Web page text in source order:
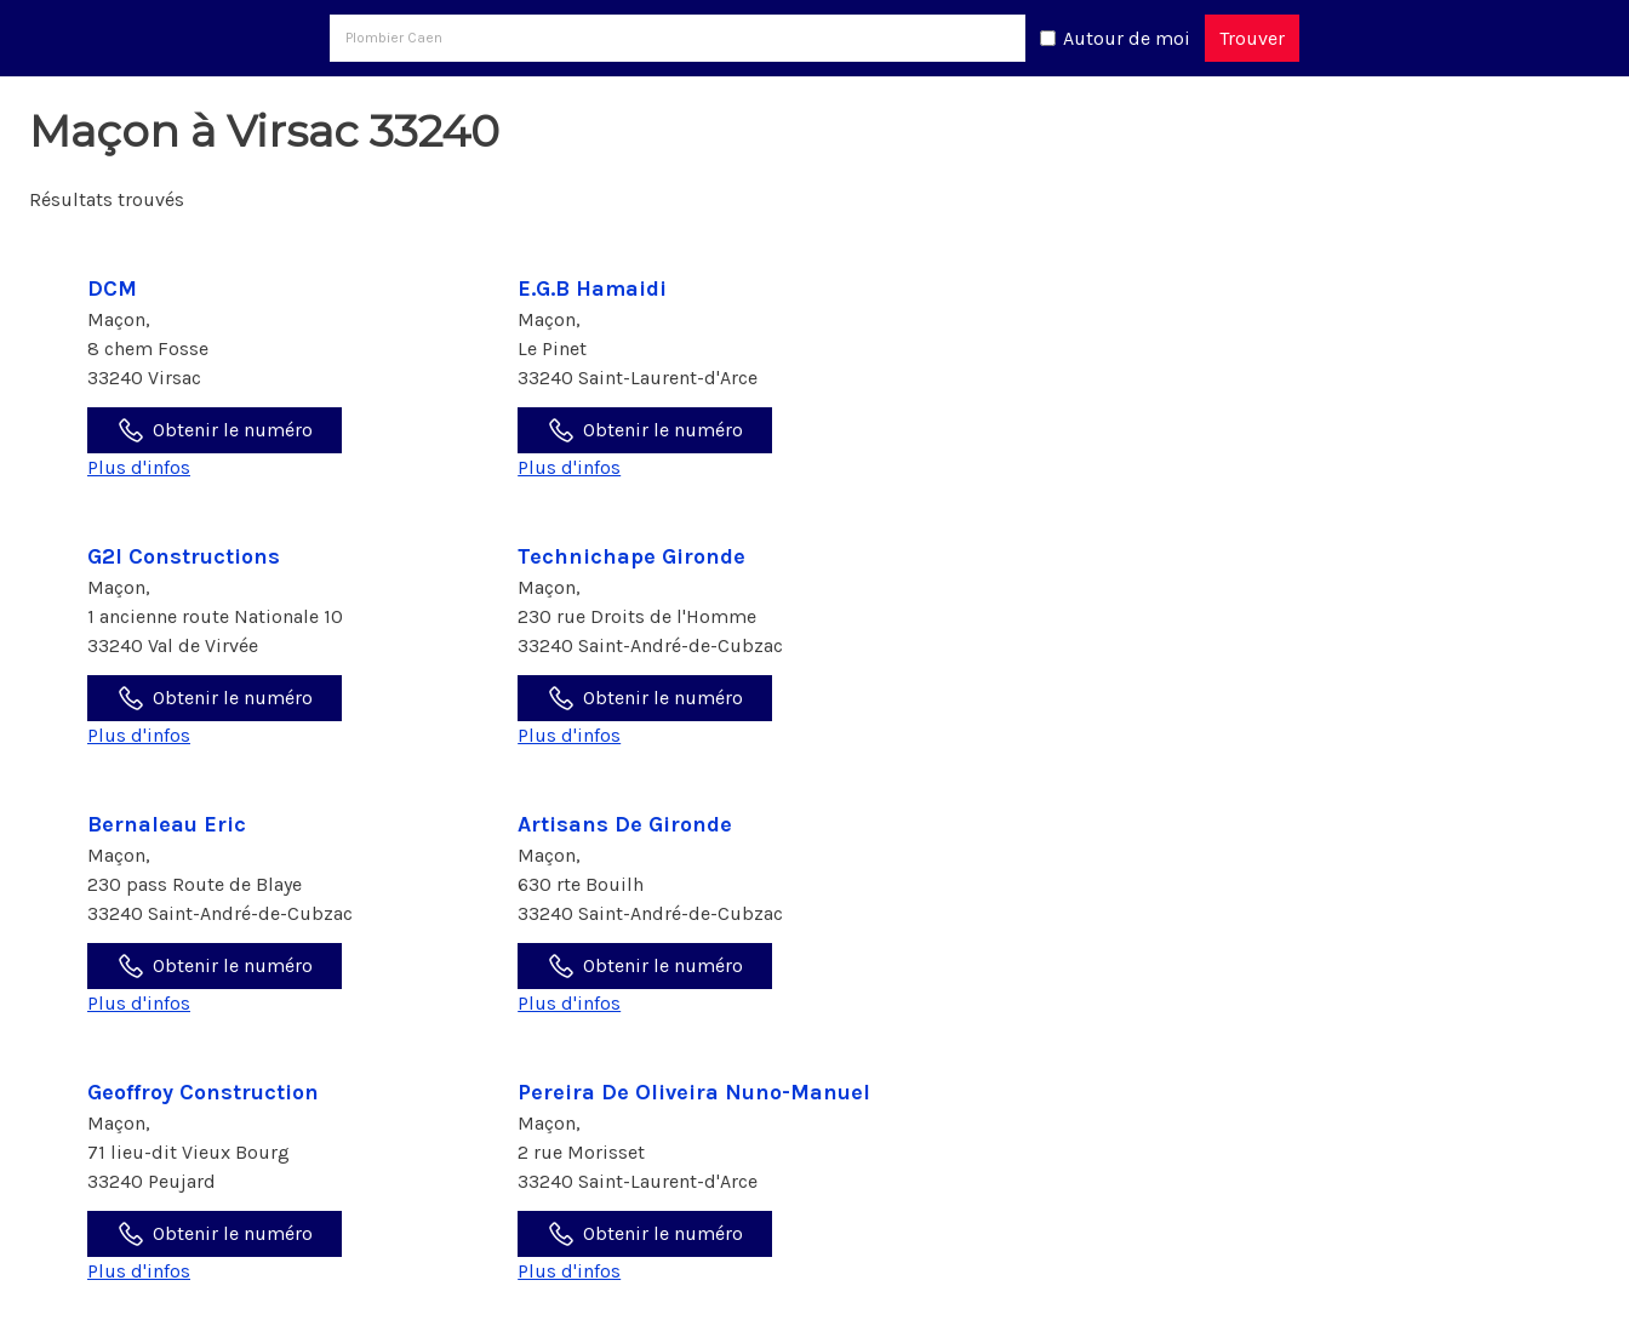
Autour de moi Trouver
Maçon à Virsac 33240
Résultats trouvés
DCM
Maçon,
8 chem Fosse
33240 Virsac
Obtenir le numéro
Plus d'infos
E.G.B Hamaidi
Maçon,
Le Pinet
33240 Saint-Laurent-d'Arce
Obtenir le numéro
Plus d'infos
G2l Constructions
Maçon,
1 ancienne route Nationale 10
33240 Val de Virvée
Obtenir le numéro
Plus d'infos
Technichape Gironde
Maçon,
230 rue Droits de l'Homme
33240 Saint-André-de-Cubzac
Obtenir le numéro
Plus d'infos
Bernaleau Eric
Maçon,
230 pass Route de Blaye
33240 Saint-André-de-Cubzac
Obtenir le numéro
Plus d'infos
Artisans De Gironde
Maçon,
630 rte Bouilh
33240 Saint-André-de-Cubzac
Obtenir le numéro
Plus d'infos
Geoffroy Construction
Maçon,
71 lieu-dit Vieux Bourg
33240 Peujard
Obtenir le numéro
Plus d'infos
Pereira De Oliveira Nuno-Manuel
Maçon,
2 rue Morisset
33240 Saint-Laurent-d'Arce
Obtenir le numéro
Plus d'infos